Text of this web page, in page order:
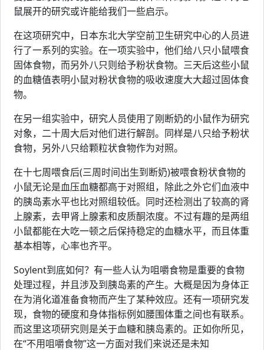
鼠展开的研究或许能给我们一些启示。
在这项研究中，日本东北大学空前卫生研究中心的人员进
行了一系列的实验。在一项实验中，他们给八只小鼠喂食
固体食物，而另外八只则给予粉状食物。三天后这些小鼠
的血糖值表明小鼠对粉状食物的吸收速度大大超过固体食
物。
在另一组实验中，研究人员使用了刚断奶的小鼠作为研究
对象，二十周大后对他们进行解剖。同样是八只给予粉状
食物，另外八只给颗粒状食物作为对照。
在十七周喂食后(三周时间出生到断奶)被喂食粉状食物的
小鼠无论是血压血糖都高于对照组，除此之外它们血液中
的胰岛素水平也比对照组较低。同时还检测出了较高的肾
上腺素，去甲肾上腺素和皮质酮浓度。不过有趣的是两组
小鼠都能在大吃一顿之后保持稳定的血糖水平，而且体重
基本相等，心率也齐平。
Soylent到底如何？有一些人认为咀嚼食物是重要的食物
处理过程，并且涉及到胰岛素的产生。大概是因为身体正
在为消化道准备食物而产生了某种效应。还有一项研究发
现，食物的硬度和身体指标例如腰围体重之间也有联系。
而这里这项研究则是关于血糖和胰岛素的。正如你所见，
在“不用咀嚼食物”这一方面对我们来说还是未知